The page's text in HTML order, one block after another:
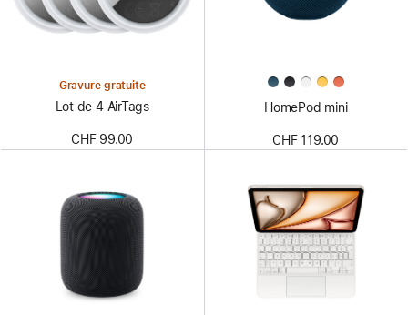
Gravure gratuite
Lot de 4 AirTags
CHF 99.00
HomePod mini
CHF 119.00